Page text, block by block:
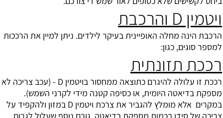
ויטמין D והרכבת
הרכבת הינה מחלה האופיינית בעיקר לילדים. ניתן למיין את הרככות
למספר סוגים, כגון:
רככת תזונתית
רככת זו עלולה להיגרם כתוצאה ממחסור בויטמין D - (עכב צריכה לא
מספקת בדיאטה היומית, או כסיפה קטנה מידי לקרני השמש).
במקרים אלא מומלץ להגביר את צרכת ויטמין D במזון ולהקפיד על
צריכה של סידן בכמות מספקת בדיאטה. גורם נוסף שעלול לגרום